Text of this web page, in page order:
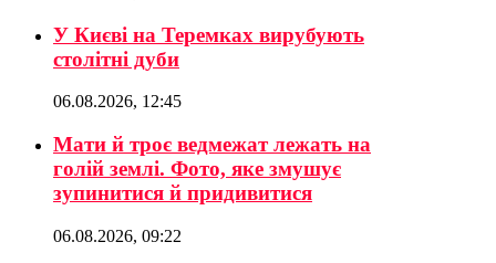
У Києві на Теремках вирубують
столітні дуби
06.08.2026, 12:45
Мати й троє ведмежат лежать на
голій землі. Фото, яке змушує
зупинитися й придивитися
06.08.2026, 09:22